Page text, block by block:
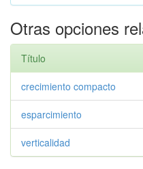
Otras opciones
Título
crecimiento compacto
esparcimiento
verticalidad